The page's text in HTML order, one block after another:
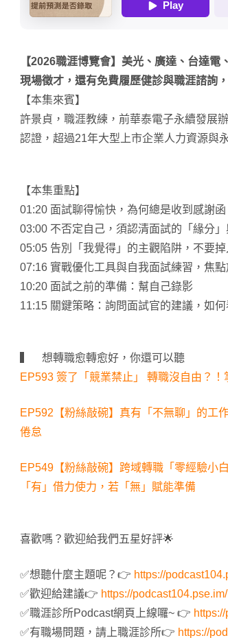
【2026職涯博覽會】美光、廣達、台達
現場徵才，還有免費履歷健診與職涯諮詢
【本集來賓】
許景貞，職涯教練，前華泰電子永續發展
認證，超過21年大型上市企業人力資源與
【本集重點】
01:20 面試聊得愉快，為何總是收到感謝函
03:00 不否定自己，須認清面試的「緣分
05:05 告別「我覺得」的主觀陷阱，不要
07:16 實戰優化工具與自我面試練習，焦
10:20 面試之前的準備：幫自己錄影
11:15 關鍵策略：詢問面試官的建議，如
▍ 想轉職愈轉愈好，你還可以聽
EP593 簽了「競業禁止」 轉職沒自由？
EP592【粉絲敲碗】真有「不無聊」的工
倦怠
EP549【粉絲敲碗】跨域轉職「零經驗小
「有」借力使力，若「無」賦能準備
喜歡嗎？歡迎給我們五星好評🌟
✅想聽什麼主題呢？👉 https://
✅歡迎給建議👉 https://
✅職涯診所Podcast網頁上線囉~ 👉
✅有職場問題，請上職涯診所👉 https://